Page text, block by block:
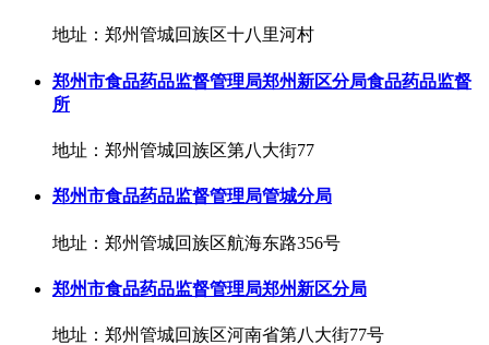
地址：郑州管城回族区十八里河村
郑州市食品药品监督管理局郑州新区分局食品药品监督
所
地址：郑州管城回族区第八大街77
郑州市食品药品监督管理局管城分局
地址：郑州管城回族区航海东路356号
郑州市食品药品监督管理局郑州新区分局
地址：郑州管城回族区河南省第八大街77号